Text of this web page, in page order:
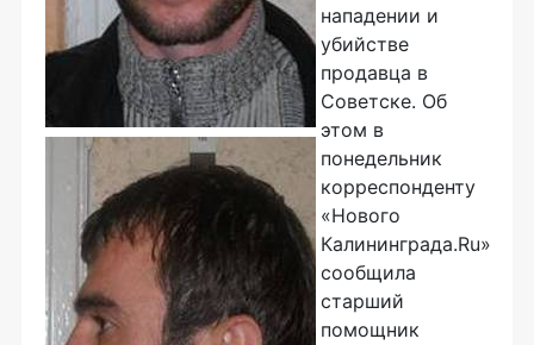
нападении и
убийстве
продавца в
Советске. Об
этом в
понедельник
корреспонденту
«Нового
Калининграда.Ru»
сообщила
старший
помощник